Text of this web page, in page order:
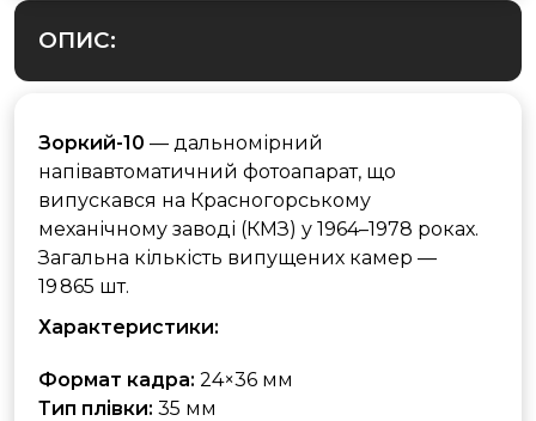
ОПИС:
Зоркий-10 — дальномірний
напівавтоматичний фотоапарат, що
випускався на Красногорському
механічному заводі (КМЗ) у 1964–1978 роках.
Загальна кількість випущених камер —
19 865 шт.
Характеристики:
Формат кадра: 24×36 мм
Тип плівки: 35 мм